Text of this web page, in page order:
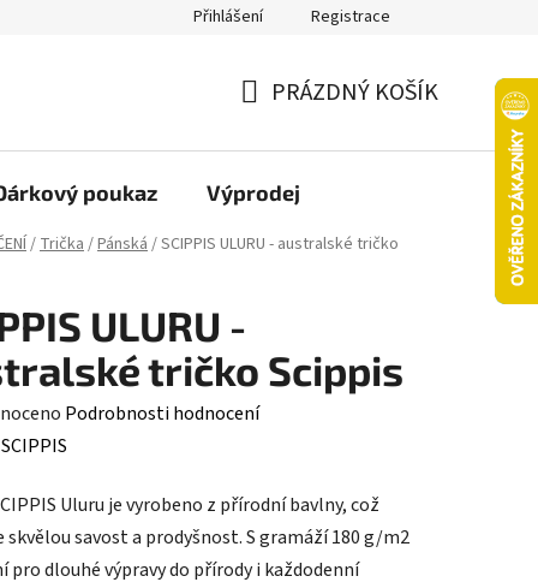
nebo vrácení ve 14denní lhůtě Platba objednávky kartou
Přihlášení Registrace
KOŠÍK
PRÁZDNÝ KOŠÍK
poukaz Výprodej
/Trička/Pánská/SCIPPIS ULURU - australské tričko
ULURU -
tričko Scippis
Podrobnosti hodnocení
SCIPPIS
Uluru je vyrobeno z přírodní bavlny, což
skvělou savost a prodyšnost. S gramáží 180 g/m2
pro dlouhé výpravy do přírody i každodenní